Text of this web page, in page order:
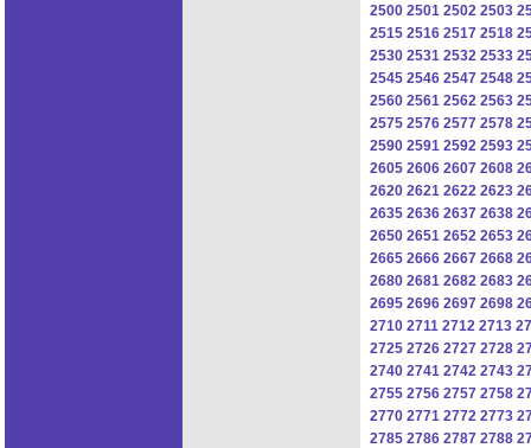
2500 2501 2502 2503
2515 2516 2517 2518
2530 2531 2532 2533
2545 2546 2547 2548
2560 2561 2562 2563
2575 2576 2577 2578
2590 2591 2592 2593
2605 2606 2607 2608
2620 2621 2622 2623
2635 2636 2637 2638
2650 2651 2652 2653
2665 2666 2667 2668
2680 2681 2682 2683
2695 2696 2697 2698
2710 2711 2712 2713
2725 2726 2727 2728
2740 2741 2742 2743
2755 2756 2757 2758
2770 2771 2772 2773
2785 2786 2787 2788